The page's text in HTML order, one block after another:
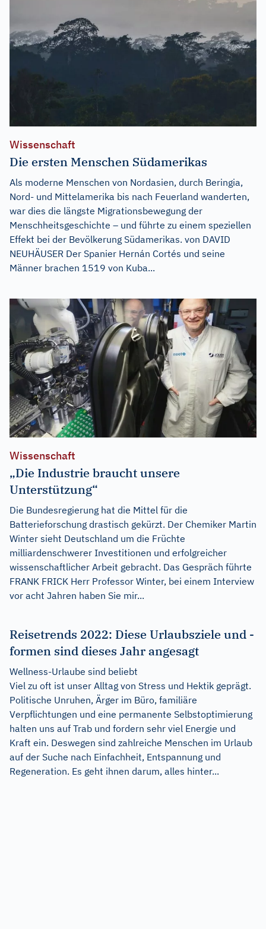
Wissenschaft
Die ersten Menschen Südamerikas
Als moderne Menschen von Nordasien, durch Beringia,
Nord- und Mittelamerika bis nach Feuerland wanderten,
war dies die längste Migrationsbewegung der
Menschheitsgeschichte – und führte zu einem speziellen
Effekt bei der Bevölkerung Südamerikas. von DAVID
NEUHÄUSER Der Spanier Hernán Cortés und seine
Männer brachen 1519 von Kuba...
Wissenschaft
„Die Industrie braucht unsere
Unterstützung“
Die Bundesregierung hat die Mittel für die
Batterieforschung drastisch gekürzt. Der Chemiker Martin
Winter sieht Deutschland um die Früchte
milliardenschwerer Investitionen und erfolgreicher
wissenschaftlicher Arbeit gebracht. Das Gespräch führte
FRANK FRICK Herr Professor Winter, bei einem Interview
vor acht Jahren haben Sie mir...
Reisetrends 2022: Diese Urlaubsziele und -
formen sind dieses Jahr angesagt
Wellness-Urlaube sind beliebt
Viel zu oft ist unser Alltag von Stress und Hektik geprägt.
Politische Unruhen, Ärger im Büro, familiäre
Verpflichtungen und eine permanente Selbstoptimierung
halten uns auf Trab und fordern sehr viel Energie und
Kraft ein. Deswegen sind zahlreiche Menschen im Urlaub
auf der Suche nach Einfachheit, Entspannung und
Regeneration. Es geht ihnen darum, alles hinter...